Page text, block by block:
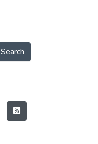
Search